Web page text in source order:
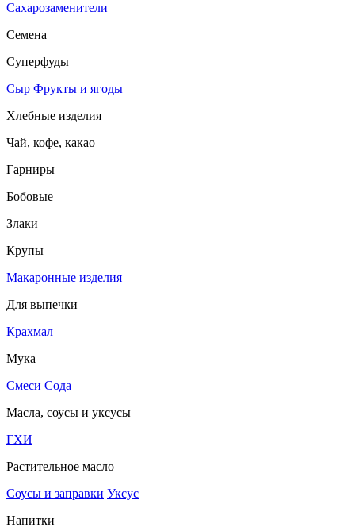
Сахарозаменители
Семена
Суперфуды
Сыр Фрукты и ягоды
Хлебные изделия
Чай, кофе, какао
Гарниры
Бобовые
Злаки
Крупы
Макаронные изделия
Для выпечки
Крахмал
Мука
Смеси Сода
Масла, соусы и уксусы
ГХИ
Растительное масло
Соусы и заправки Уксус
Напитки